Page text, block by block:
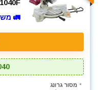
מסור חרב
מסור נימה
מסור שולחני
מסור שורף
🚛
מסור גרונג